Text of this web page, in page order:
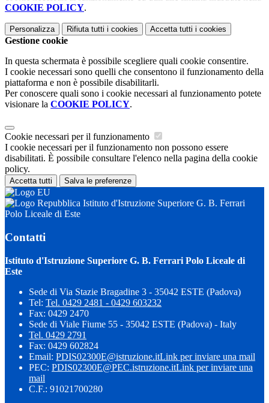
COOKIE POLICY.
Personalizza Rifiuta tutti i cookies Accetta tutti i cookies
Gestione cookie
In questa schermata è possibile scegliere quali cookie consentire.
I cookie necessari sono quelli che consentono il funzionamento della
piattaforma e non è possibile disabilitarli.
Per conoscere quali sono i cookie necessari al funzionamento potete
visionare la COOKIE POLICY.
Cookie necessari per il funzionamento
I cookie necessari per il funzionamento non possono essere
disabilitati. È possibile consultare l'elenco nella pagina della cookie
policy.
Accetta tutti Salva le preferenze
Istituto d'Istruzione Superiore G. B. Ferrari
Polo Liceale di Este
Contatti
Istituto d'Istruzione Superiore G. B. Ferrari Polo Liceale di
Este
Sede di Via Stazie Bragadine 3 - 35042 ESTE (Padova)
Tel: Tel. 0429 2481 - 0429 603232
Fax: 0429 2470
Sede di Viale Fiume 55 - 35042 ESTE (Padova) - Italy
Tel. 0429 2791
Fax: 0429 602824
Email: PDIS02300E@istruzione.itLink per inviare una mail
PEC: PDIS02300E@PEC.istruzione.itLink per inviare una
mail
C.F.: 91021700280